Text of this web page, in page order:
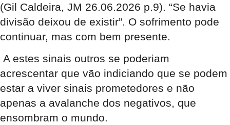
(Gil Caldeira, JM 26.06.2026 p.9). “Se havia
divisão deixou de existir”. O sofrimento pode
continuar, mas com bem presente.
A estes sinais outros se poderiam
acrescentar que vão indiciando que se podem
estar a viver sinais prometedores e não
apenas a avalanche dos negativos, que
ensombram o mundo.